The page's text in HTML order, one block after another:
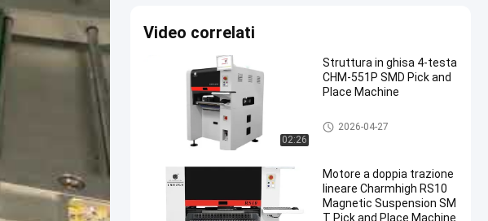
Video correlati
02:26
Struttura in ghisa 4-testa
CHM-551P SMD Pick and
Place Machine
Scelta di SMT e macchina del
posto
2026-04-27
Motore a doppia trazione
lineare Charmhigh RS10
Magnetic Suspension SM
T Pick and Place Machine